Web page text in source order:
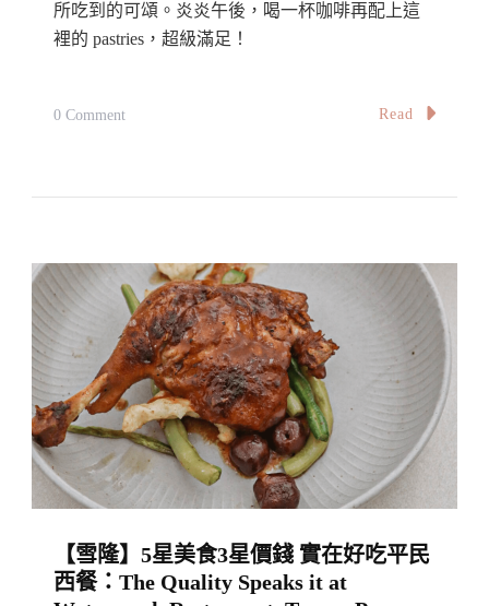
麵
Soon
所吃到的可頌。炎炎午後，喝一杯咖啡再配上這
裡的 pastries，超級滿足！
0 CommentOn
好
吃
的
可
頌
～
洲
Read
【雪隆】5星美食3星價錢 實在好吃平民
西餐：The Quality Speaks it at